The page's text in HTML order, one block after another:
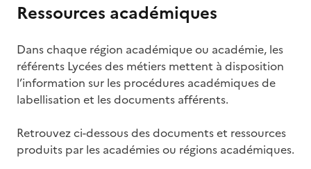
Ressources académiques
Dans chaque région académique ou académie, les
référents Lycées des métiers mettent à disposition
l’information sur les procédures académiques de
labellisation et les documents afférents.
Retrouvez ci-dessous des documents et ressources
produits par les académies ou régions académiques.